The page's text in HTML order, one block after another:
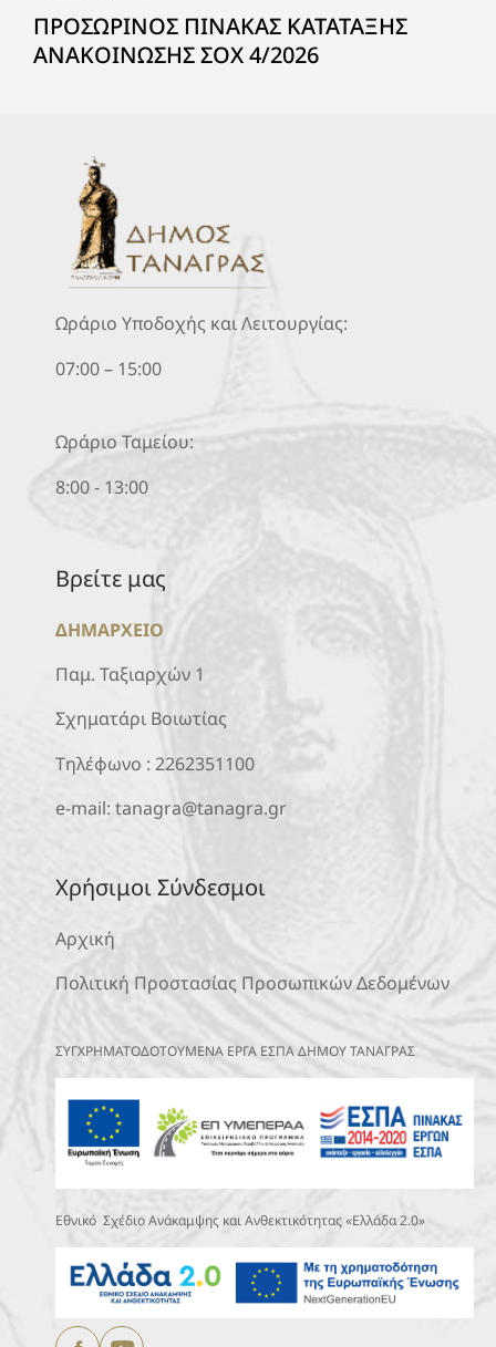
ΠΡΟΣΩΡΙΝΟΣ ΠΙΝΑΚΑΣ ΚΑΤΑΤΑΞΗΣ
ΑΝΑΚΟΙΝΩΣΗΣ ΣΟΧ 4/2026
Ωράριο Υποδοχής και Λειτουργίας:
07:00 – 15:00
Ωράριο Ταμείου:
8:00 - 13:00
Βρείτε μας
ΔΗΜΑΡΧΕΙΟ
Παμ. Ταξιαρχών 1
Σχηματάρι Βοιωτίας
Τηλέφωνο : 2262351100
e-mail: tanagra@tanagra.gr
Χρήσιμοι Σύνδεσμοι
Αρχική
Πολιτική Προστασίας Προσωπικών Δεδομένων
ΣΥΓΧΡΗΜΑΤΟΔΟΤΟΥΜΕΝΑ ΕΡΓΑ ΕΣΠΑ ΔΗΜΟΥ ΤΑΝΑΓΡΑΣ
Εθνικό Σχέδιο Ανάκαμψης και Ανθεκτικότητας «Ελλάδα 2.0»